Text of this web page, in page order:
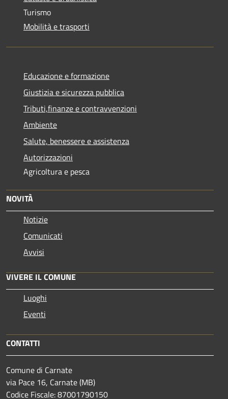
Turismo
Mobilità e trasporti
Educazione e formazione
Giustizia e sicurezza pubblica
Tributi,finanze e contravvenzioni
Ambiente
Salute, benessere e assistenza
Autorizzazioni
Agricoltura e pesca
NOVITÀ
Notizie
Comunicati
Avvisi
VIVERE IL COMUNE
Luoghi
Eventi
CONTATTI
Comune di Carnate
via Pace 16, Carnate (MB)
Codice Fiscale: 87001790150